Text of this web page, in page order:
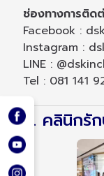
ช่องทางการติด
Facebook :
Instagram :
LINE :
Tel : 081 141
6. คลินิกรั